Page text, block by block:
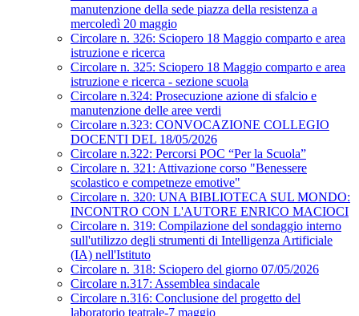
manutenzione della sede piazza della resistenza a
mercoledì 20 maggio
Circolare n. 326: Sciopero 18 Maggio comparto e area
istruzione e ricerca
Circolare n. 325: Sciopero 18 Maggio comparto e area
istruzione e ricerca - sezione scuola
Circolare n.324: Prosecuzione azione di sfalcio e
manutenzione delle aree verdi
Circolare n.323: CONVOCAZIONE COLLEGIO
DOCENTI DEL 18/05/2026
Circolare n.322: Percorsi POC “Per la Scuola”
Circolare n. 321: Attivazione corso "Benessere
scolastico e competneze emotive"
Circolare n. 320: UNA BIBLIOTECA SUL MONDO:
INCONTRO CON L'AUTORE ENRICO MACIOCI
Circolare n. 319: Compilazione del sondaggio interno
sull'utilizzo degli strumenti di Intelligenza Artificiale
(IA) nell'Istituto
Circolare n. 318: Sciopero del giorno 07/05/2026
Circolare n.317: Assemblea sindacale
Circolare n.316: Conclusione del progetto del
laboratorio teatrale-7 maggio